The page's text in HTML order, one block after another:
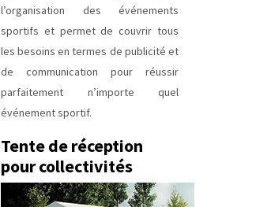
l’organisation des événements
sportifs et permet de couvrir tous
les besoins en termes de publicité et
de communication pour réussir
parfaitement n’importe quel
événement sportif.
Tente de réception
pour collectivités